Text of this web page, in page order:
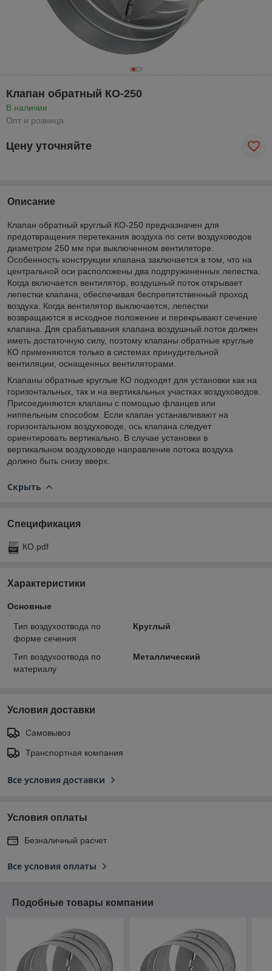
Клапан обратный КО-250
В наличии
Опт и розница
Цену уточняйте
Описание
Клапан обратный круглый КО-250 предназначен для
предотвращения перетекания воздуха по сети воздуховодов
диаметром 250 мм при выключенном вентиляторе.
Особенность конструкции клапана заключается в том, что на
центральной оси расположены два подпружиненных лепестка.
Когда включается вентилятор, воздушный поток открывает
лепестки клапана, обеспечивая беспрепятственный проход
воздуха. Когда вентилятор выключается, лепестки
возвращаются в исходное положение и перекрывают сечение
клапана. Для срабатывания клапана воздушный поток должен
иметь достаточную силу, поэтому клапаны обратные круглые
КО применяются только в системах принудительной
вентиляции, оснащенных вентиляторами.
Клапаны обратные круглые КО подходят для установки как на
горизонтальных, так и на вертикальных участках воздуховодов.
Присоединяются клапаны с помощью фланцев или
ниппельным способом. Если клапан устанавливают на
горизонтальном воздуховоде, ось клапана следует
ориентировать вертикально. В случае установки в
вертикальном воздуховоде направление потока воздуха
должно быть снизу вверх.
Скрыть
Спецификация
КО.pdf
Характеристики
Основные
Тип воздухоотвода по
форме сечения
Круглый
Тип воздухоотвода по
материалу
Металлический
Условия доставки
Самовывоз
Транспортная компания
Все условия доставки
Условия оплаты
Безналичный расчет
Все условия оплаты
Подобные товары компании